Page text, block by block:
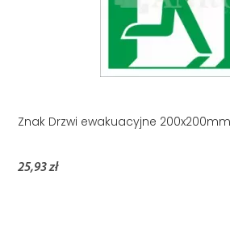
Znak Drzwi ewakuacyjne 200x200mm
25,93 zł